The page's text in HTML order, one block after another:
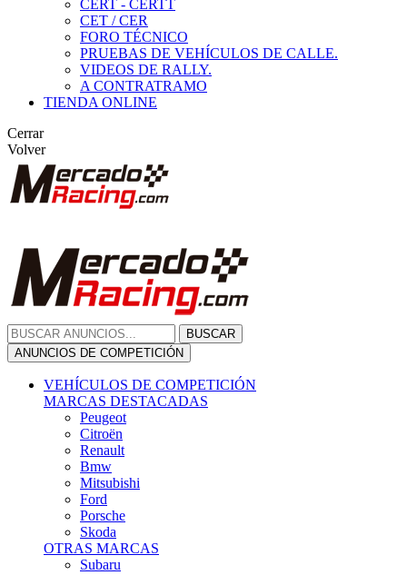
CERT - CERTT
CET / CER
FORO TÉCNICO
PRUEBAS DE VEHÍCULOS DE CALLE.
VIDEOS DE RALLY.
A CONTRATRAMO
TIENDA ONLINE
Cerrar
Volver
BUSCAR
ANUNCIOS DE COMPETICIÓN
VEHÍCULOS DE COMPETICIÓN
MARCAS DESTACADAS
Peugeot
Citroën
Renault
Bmw
Mitsubishi
Ford
Porsche
Skoda
OTRAS MARCAS
Subaru
Seat